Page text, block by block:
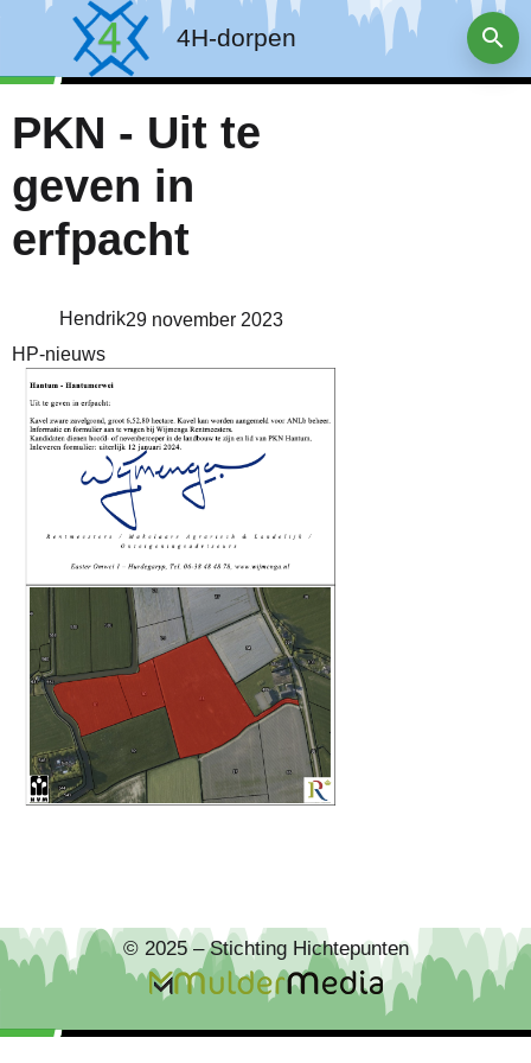
4H-dorpen
PKN - Uit te
geven in
erfpacht
Hendrik29 november 2023
HP-nieuws
© 2025 – Stichting Hichtepunten